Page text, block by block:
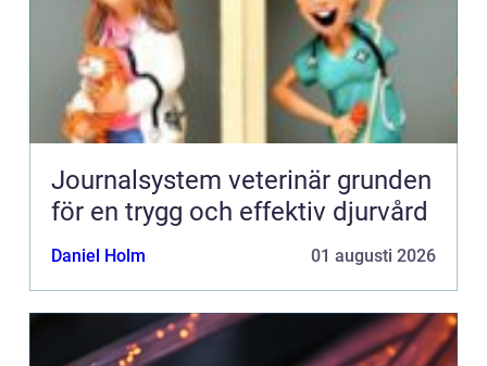
Journalsystem veterinär grunden
för en trygg och effektiv djurvård
Daniel Holm 01 augusti 2026